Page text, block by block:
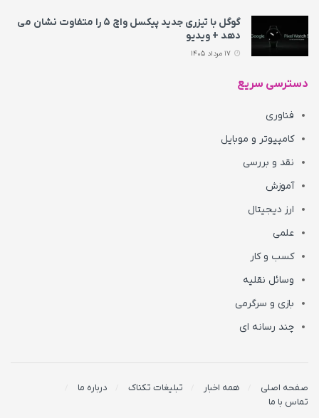
گوگل با تیزری جدید پیکسل واچ ۵ را متفاوت نشان می‌
دهد + ویدیو
دسترسی سریع
فناوری
کامپیوتر و موبایل
نقد و بررسی
آموزش
ارز دیجیتال
علمی
کسب و کار
وسائل نقلیه
بازی و سرگرمی
چند رسانه ای
صفحه اصلی همه اخبار تبلیغات تکناک
درباره ما
تماس با ما